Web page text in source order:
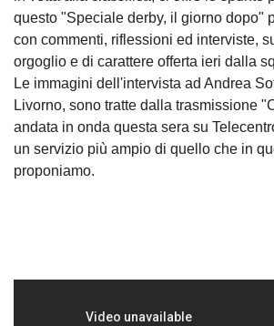
questo "Speciale derby, il giorno dopo"
con commenti, riflessioni ed interviste,
orgoglio e di carattere offerta ieri dalla
Le immagini dell'intervista ad Andrea
Livorno, sono tratte dalla trasmissione
andata in onda questa sera su
un servizio più ampio di quello che in
proponiamo.